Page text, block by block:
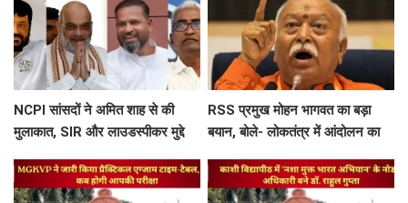
NCPI सांसदों ने अमित शाह से की
मुलाकात, SIR और लाउडस्पीकर मुद्दे
RSS प्रमुख मोहन भागवत का बड़ा
बयान, बोले- लोकतंत्र में आंदोलन का